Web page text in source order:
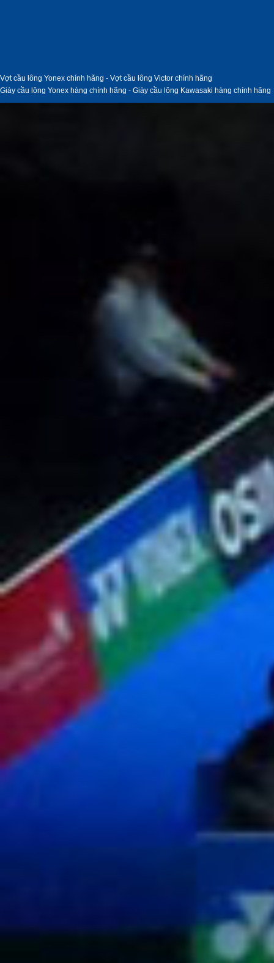
Vợt cầu lông Yonex chính hãng - Vợt cầu lông Victor chính hãng
Giày cầu lông Yonex hàng chính hãng - Giày cầu lông Kawasaki hàng chính hãng